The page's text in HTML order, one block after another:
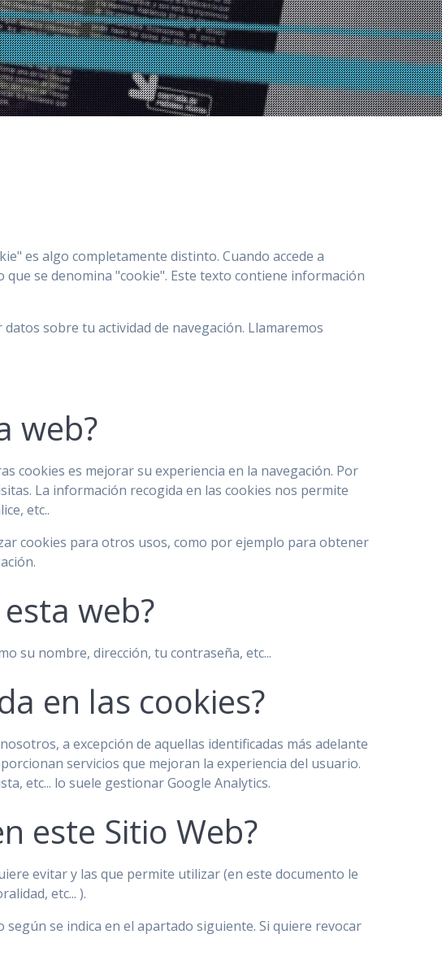
es algo completamente distinto. Cuando accede a
se denomina "cookie". Este texto contiene información
sobre tu actividad de navegación. Llamaremos
web?
cookies es mejorar su experiencia en la navegación. Por
La información recogida en las cookies nos permite
etc..
cookies para otros usos, como por ejemplo para obtener
web?
su nombre, dirección, tu contraseña, etc...
en las cookies?
a excepción de aquellas identificadas más adelante
servicios que mejoran la experiencia del usuario.
etc... lo suele gestionar Google Analytics.
este Sitio Web?
evitar y las que permite utilizar (en este documento le
etc... ).
se indica en el apartado siguiente. Si quiere revocar